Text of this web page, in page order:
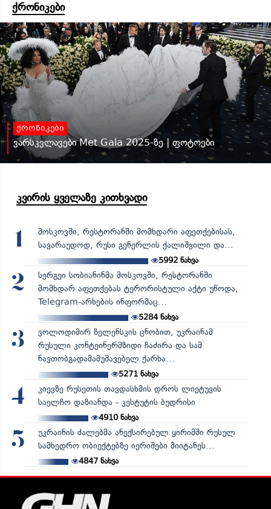
ქრონიკები
ქრონიკები
ვარსკვლავები Met Gala 2025-ზე | ფოტოები
კვირის ყველაზე კითხვადი
1
მოსკოვში, რესტორანში მომხდარი აფეთქებისას,
სავარაუდოდ, რუსი გენერლის ქალიშვილი და...
5992 ნახვა
2
სერგეი სობიანინმა მოსკოვში, რესტორანში
მომხდარ აფეთქებას ტერორისტული აქტი უწოდა,
Telegram-არხების ინფორმაც...
5284ნახვა
3
ვოლოდიმირ ზელენსკის ცნობით, უკრაინამ
რუსული კონტეინერმზიდი ჩაძირა და სამ
ნავთობგადამამუშავებელ ქარხა...
5271ნახვა
4
კიევზე რუსეთის თავდასხმის დროს ლიეტუვის
საელჩო დაზიანდა - კესტუტის ბუდრისი
4910ნახვა
5
უკრაინის ძალებმა ანექსირებულ ყირიმში რუსულ
სამხედრო ობიექტებზე იერიშები მიიტანეს...
4847ნახვა